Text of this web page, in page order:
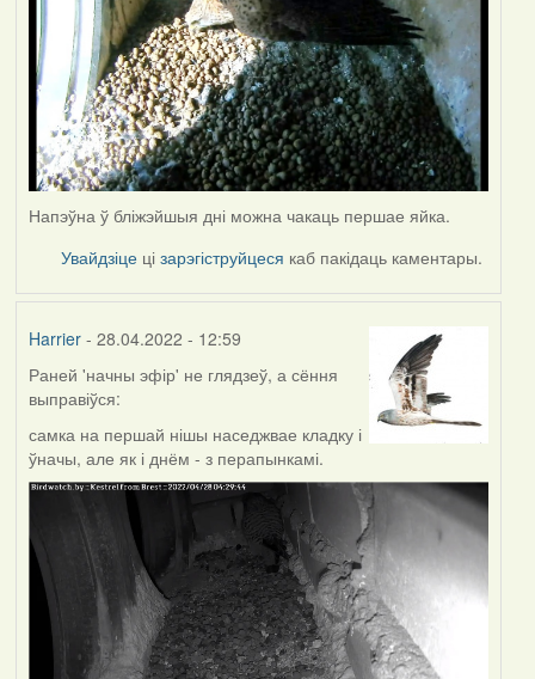
Напэўна ў бліжэйшыя дні можна чакаць першае яйка.
Увайдзіце цізарэгіструйцеся каб пакідаць каментары.
Harrier- 28.04.2022 - 12:59
Раней 'начны эфір' не глядзеў, а сёння
выправіўся:
самка на першай нішы наседжвае кладку і
ўначы, але як і днём - з перапынкамі.